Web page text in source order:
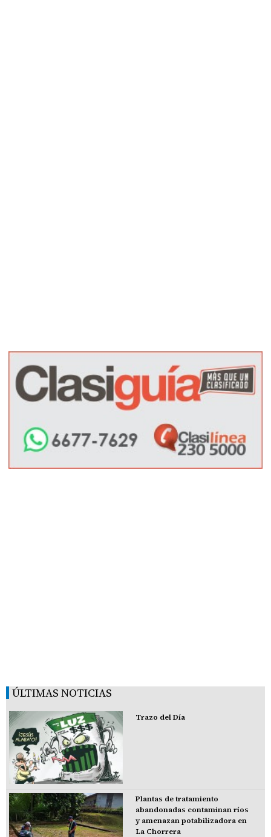
ÚLTIMAS NOTICIAS
Trazo del Día
Plantas de tratamiento
abandonadas contaminan ríos
y amenazan potabilizadora en
La Chorrera